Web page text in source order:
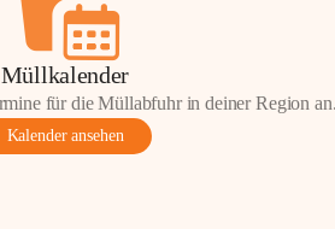
Müllkalender
für die Müllabfuhr in deiner Region
Kalender ansehen